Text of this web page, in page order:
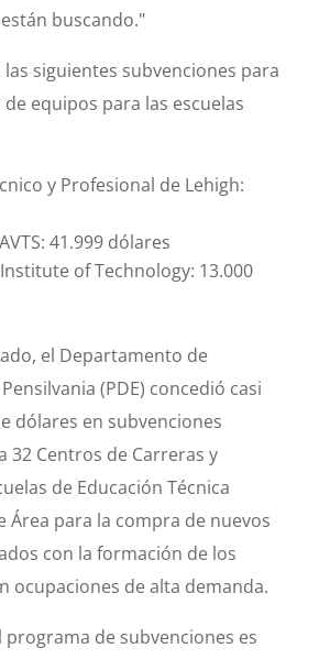
buscando."
siguientes subvenciones para
equipos para las escuelas
y Profesional de Lehigh:
41.999 dólares
of Technology: 13.000
el Departamento de
(PDE) concedió casi
dólares en subvenciones
32 Centros de Carreras y
de Educación Técnica
Área para la compra de nuevos
con la formación de los
ocupaciones de alta demanda.
programa de subvenciones es